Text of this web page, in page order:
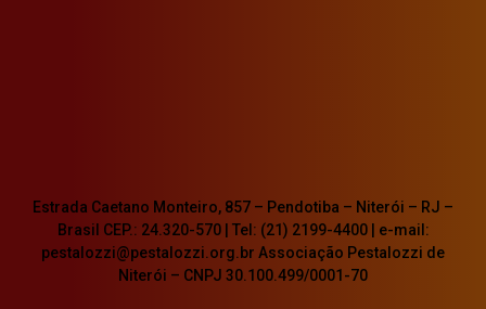
Estrada Caetano Monteiro, 857 – Pendotiba – Niterói – RJ –
Brasil CEP.: 24.320-570 | Tel: (21) 2199-4400 | e-mail:
pestalozzi@pestalozzi.org.br Associação Pestalozzi de
Niterói – CNPJ 30.100.499/0001-70